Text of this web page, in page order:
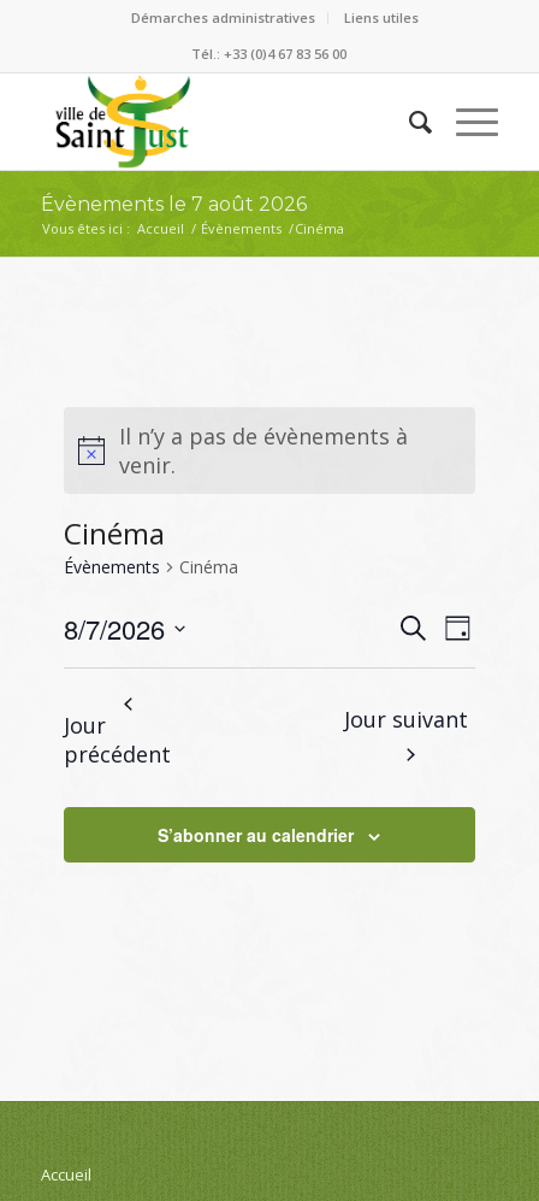
Démarches administratives
Liens utiles
Tél.: +33 (0)4 67 83 56 00
Évènements le 7 août 2026
Vous êtes ici : Accueil / Évènements /Cinéma
Il n’y a pas de évènements à
venir.
Cinéma
Évènements Cinéma
et
de
vues
Recherche
de
vues
Jour
8/7/2026
Sélectionnez
date.
Jour
précédent
Jour suivant
S’abonner au calendrier
Accueil